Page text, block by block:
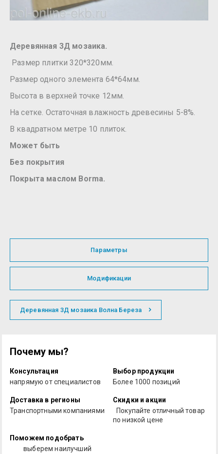
Деревянная 3Д мозаика.
Размер плитки 320*320мм.
Размер одного элемента 64*64мм.
Высота в верхней точке 12мм.
На сетке. Остаточная влажность древесины 5-8%.
В квадратном метре 10 плиток.
Может быть
Без покрытия
Покрыта маслом Borma.
Параметры
Модификации
Деревянная 3Д мозаика Волна Береза
Почему мы?
Консультация
напрямую от специалистов
Выбор продукции
Более 1000 позиций
Доставка в регионы
Транспортными компаниями
Скидки и акции
Покупайте отличный товар
по низкой цене
Поможем подобрать
выберем наилучший